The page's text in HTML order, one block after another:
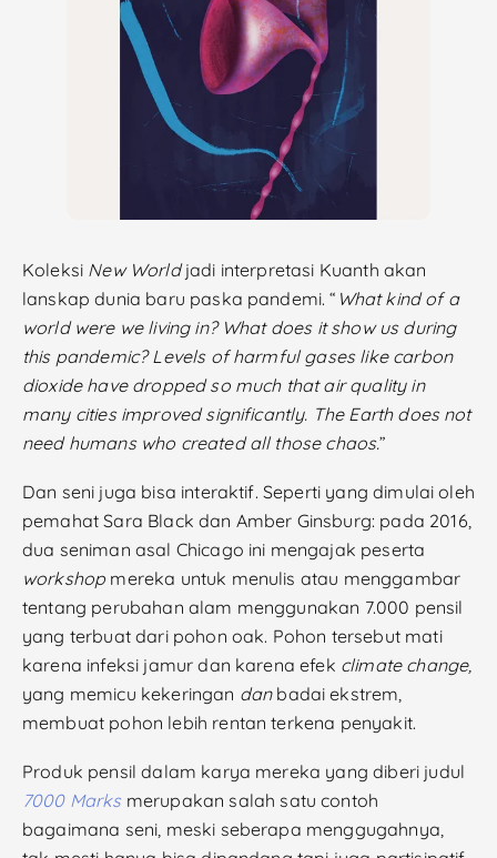
Koleksi New Worldjadi interpretasi Kuanth akan
lanskap dunia baru paska pandemi. “ What kind of a
world were we living in? What does it show us during
this pandemic? Levels of harmful gases like carbon
dioxide have dropped so much that air quality in
many cities improved significantly. The Earth does not
need humans who created all those chaos.”
Dan seni juga bisa interaktif. Seperti yang dimulai oleh
pemahat Sara Black dan Amber Ginsburg: pada 2016,
dua seniman asal Chicago ini mengajak peserta
workshop mereka untuk menulis atau menggambar
tentang perubahan alam menggunakan 7.000 pensil
yang terbuat dari pohon oak. Pohon tersebut mati
karena infeksi jamur dan karena efek climate change,
yang memicu kekeringan dan badai ekstrem,
membuat pohon lebih rentan terkena penyakit.
Produk pensil dalam karya mereka yang diberi judul
7000 Marks merupakan salah satu contoh
bagaimana seni, meski seberapa menggugahnya,